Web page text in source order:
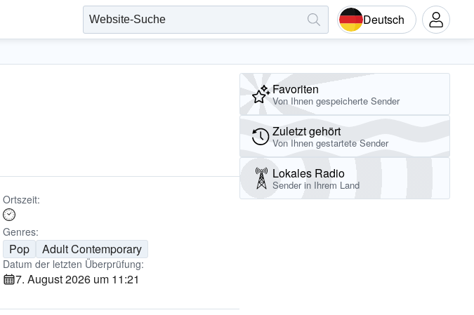
Deutsch
Ortszeit:
Genres:
Pop Adult Contemporary
Datum der letzten Überprüfung:
7. August 2026 um 11:21
Favoriten
Von Ihnen gespeicherte Sender
Zuletzt gehört
Von Ihnen gestartete Sender
Lokales Radio
Sender in Ihrem Land